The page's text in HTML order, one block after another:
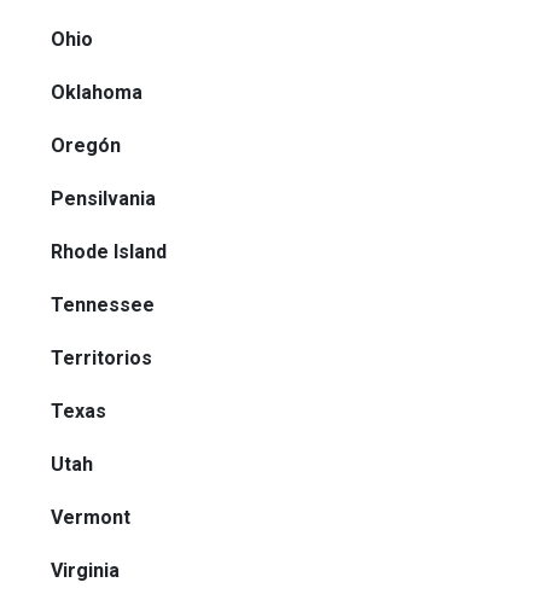
Ohio
Oklahoma
Oregón
Pensilvania
Rhode Island
Tennessee
Territorios
Texas
Utah
Vermont
Virginia